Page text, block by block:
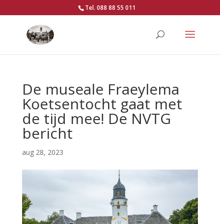
Tel. 088 88 55 011
De museale Fraeylema
Koetsentocht gaat met
de tijd mee! De NVTG
bericht
aug 28, 2023